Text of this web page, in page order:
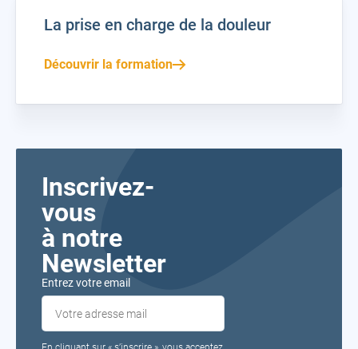
La prise en charge de la douleur
Découvrir la formation
Inscrivez-
vous
à notre
Newsletter
Entrez votre email